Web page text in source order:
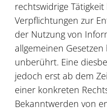
rechtswidrige Tätigkeit
Verpflichtungen zur
der Nutzung von
allgemeinen
unberührt. Eine
jedoch erst ab dem
einer konkreten
Bekanntwerden von